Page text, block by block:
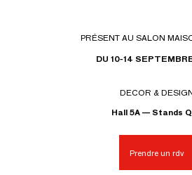
PRÉSENT AU SALON
DU 10-14
DECOR &
Hall 5A — Stands
Prendre un rdv